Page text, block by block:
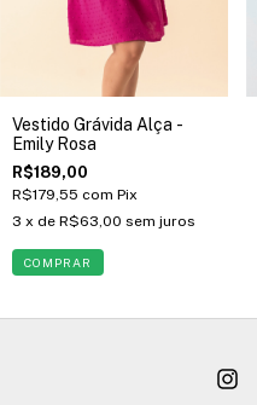
Vestido Grávida Alça -
Emily Rosa
R$189,00
R$179,55 com Pix
3 x de R$63,00 sem juros
COMPRAR